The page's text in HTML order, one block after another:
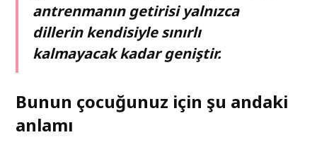
antrenmanın getirisi yalnızca
dillerin kendisiyle sınırlı
kalmayacak kadar geniştir.
Bunun çocuğunuz için şu andaki
anlamı